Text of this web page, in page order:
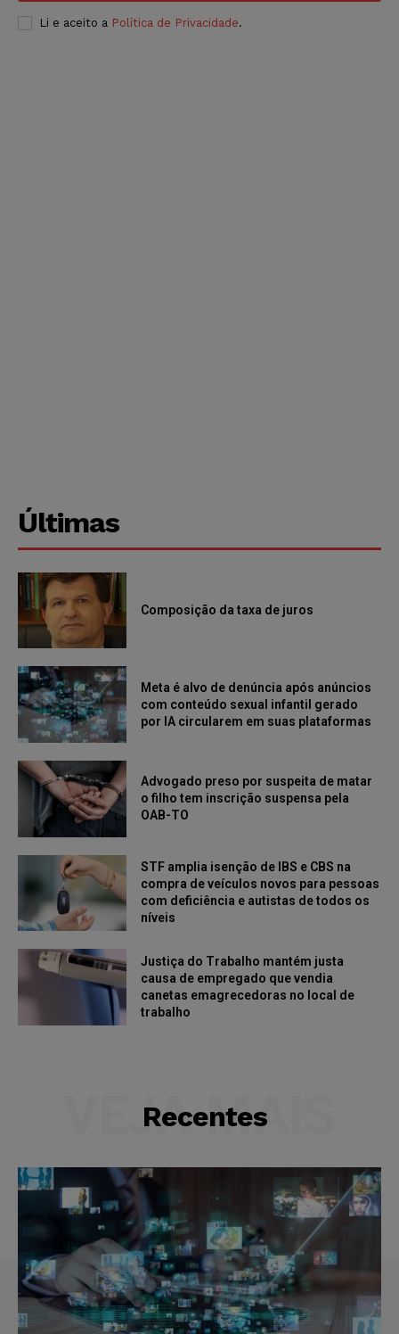
Li e aceito a Política de Privacidade.
Últimas
Composição da taxa de juros
Meta é alvo de denúncia após anúncios
com conteúdo sexual infantil gerado
por IA circularem em suas plataformas
Advogado preso por suspeita de matar
o filho tem inscrição suspensa pela
OAB-TO
STF amplia isenção de IBS e CBS na
compra de veículos novos para pessoas
com deficiência e autistas de todos os
níveis
Justiça do Trabalho mantém justa
causa de empregado que vendia
canetas emagrecedoras no local de
trabalho
Recentes
VEJA MAIS